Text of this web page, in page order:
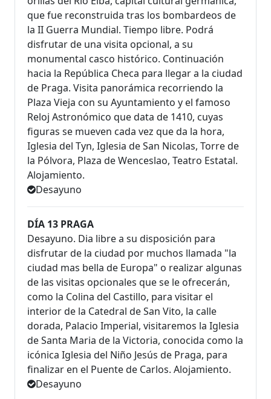
que fue reconstruida tras los bombardeos de
la II Guerra Mundial. Tiempo libre. Podrá
disfrutar de una visita opcional, a su
monumental casco histórico. Continuación
hacia la República Checa para llegar a la ciudad
de Praga. Visita panorámica recorriendo la
Plaza Vieja con su Ayuntamiento y el famoso
Reloj Astronómico que data de 1410, cuyas
figuras se mueven cada vez que da la hora,
Iglesia del Tyn, Iglesia de San Nicolas, Torre de
la Pólvora, Plaza de Wenceslao, Teatro Estatal.
Alojamiento.
Desayuno
DÍA 13 PRAGA
Desayuno. Dia libre a su disposición para
disfrutar de la ciudad por muchos llamada "la
ciudad mas bella de Europa" o realizar algunas
de las visitas opcionales que se le ofrecerán,
como la Colina del Castillo, para visitar el
interior de la Catedral de San Vito, la calle
dorada, Palacio Imperial, visitaremos la Iglesia
de Santa Maria de la Victoria, conocida como la
icónica Iglesia del Niño Jesús de Praga, para
finalizar en el Puente de Carlos. Alojamiento.
Desayuno